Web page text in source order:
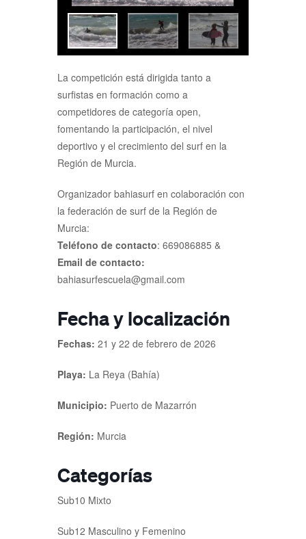
La competición está dirigida tanto a
surfistas en formación como a
competidores de categoría open,
fomentando la participación, el nivel
deportivo y el crecimiento del surf en la
Región de Murcia.
Organizador bahiasurf en colaboración con
la federación de surf de la Región de
Murcia:
Teléfono de contacto: 669086885 &
Email de contacto:
bahiasurfescuela@gmail.com
Fecha y localización
Fechas: 21 y 22 de febrero de 2026
Playa: La Reya (Bahía)
Municipio: Puerto de Mazarrón
Región: Murcia
Categorías
Sub10 Mixto
Sub12 Masculino y Femenino